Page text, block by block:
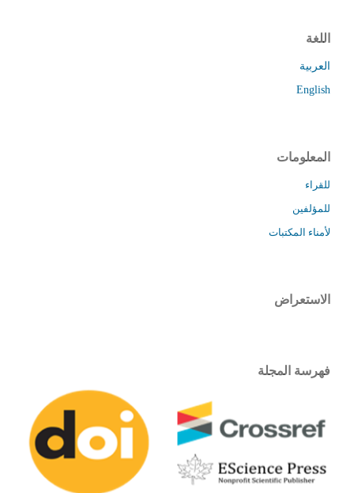
اللغة
العربية
English
المعلومات
للقراء
للمؤلفين
لأمناء المكتبات
الاستعراض
فهرسة المجلة